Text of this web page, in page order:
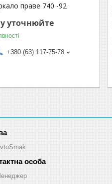
праве 740 -92
уточнюйте
+380 (63) 117-75-78